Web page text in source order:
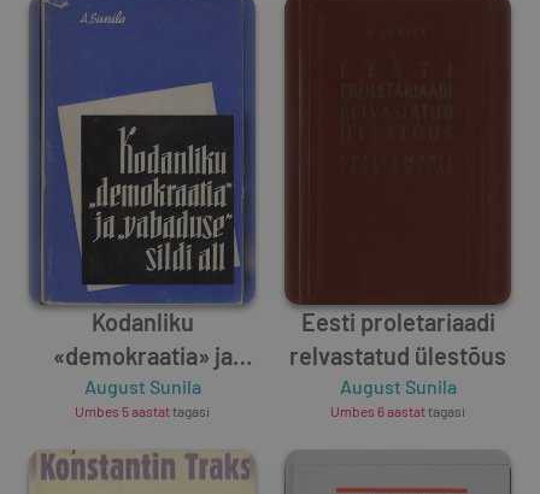
Kodanliku
«demokraatia» ja
«vabaduse» sildi all
August Sunila
Umbes 5 aastattagasi
Eesti proletariaadi
relvastatud ülestõus
August Sunila
Umbes 6 aastattagasi